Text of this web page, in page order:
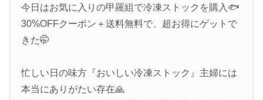
今日はお気に入りの甲羅組で冷凍ストックを購入🐟️
30%OFFクーポン＋送料無料で、超お得にゲットで
きた🤭
忙しい日の味方『おいしい冷凍ストック』主婦には
本当にありがたい存在🙏